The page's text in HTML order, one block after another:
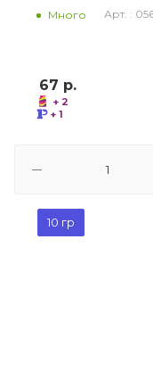
Много Арт. :
67 р.
+ 2
+ 1
10 гр